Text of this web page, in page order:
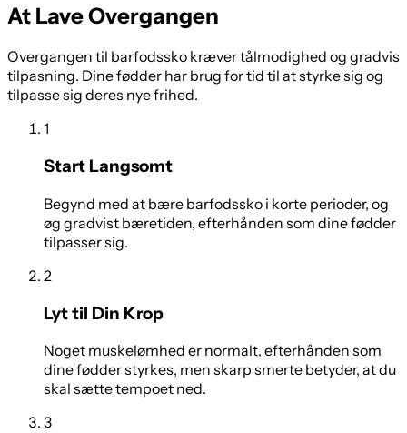
At Lave Overgangen
Overgangen til barfodssko kræver tålmodighed og gradvis
tilpasning. Dine fødder har brug for tid til at styrke sig og
tilpasse sig deres nye frihed.
1
Start Langsomt
Begynd med at bære barfodssko i korte perioder, og
øg gradvist bæretiden, efterhånden som dine fødder
tilpasser sig.
2
Lyt til Din Krop
Noget muskelømhed er normalt, efterhånden som
dine fødder styrkes, men skarp smerte betyder, at du
skal sætte tempoet ned.
3